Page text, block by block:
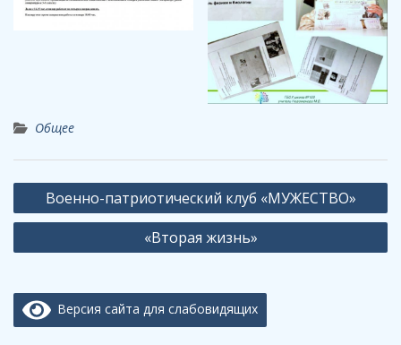
Общее
Навигация
по
Военно-патриотический клуб «МУЖЕСТВО»
«Вторая жизнь»
Версия сайта для слабовидящих